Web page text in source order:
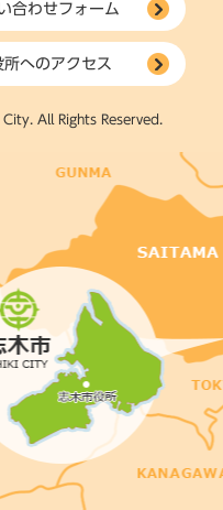
合わせフォーム
所へのアクセス
All Rights Reserved.